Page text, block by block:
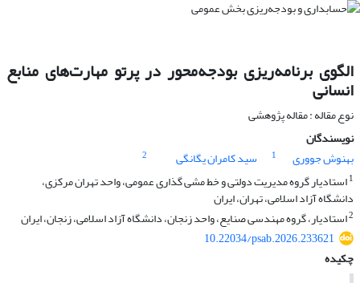
الگوی برنامه‌ریزی بودجه‌محور در پرتو مهارت‌های منابع
انسانی
نوع مقاله : مقاله پژوهشی
نویسندگان
بهنوش جووری
1 سید کامران یگانگی
2
1استادیار گروه مدیریت دولتی و خط مشی گذاری عمومی، واحد تهران مرکزی،
دانشگاه آزاد اسلامی، تهران، ایران
2استادیار، گروه مهندسی صنایع، واحد زنجان، دانشگاه آزاد اسلامی، زنجان، ایران
10.22034/psab.2026.233621
چکیده